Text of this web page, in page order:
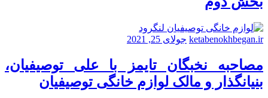
ketabenokhbegan.ir جولای 25, 2021
مصاحبه نخبگان تایمز با علی توصیفیان،
بنیانگذار و مالک لوازم خانگی توصیفیان